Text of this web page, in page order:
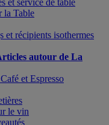
et service de table
la Table
et récipients isothermes
autour de La
et Espresso
le vin